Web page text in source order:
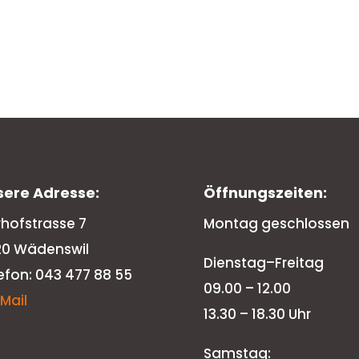
Adresse:
7
Wädenswil
043 477 88 55
Öffnungszeiten:
Montag geschlossen
Dienstag–Freitag
09.00 – 12.00
13.30 – 18.30 Uhr
Samstag: